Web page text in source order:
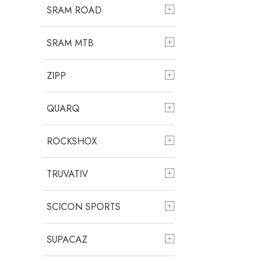
SRAM ROAD
SRAM MTB
ZIPP
QUARQ
ROCKSHOX
TRUVATIV
SCICON SPORTS
SUPACAZ